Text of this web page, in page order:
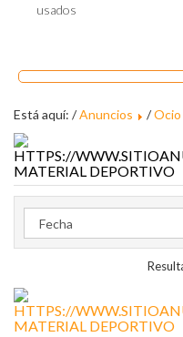
usados
Está aquí: /Anuncios /
MATERIAL DEPORTIVO
MATERIAL DEPORTIVO